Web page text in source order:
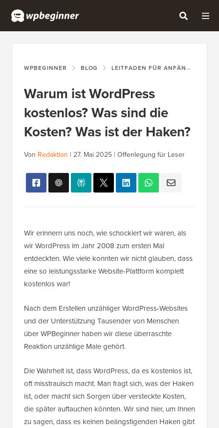
WPBEGINNER BLOG LEITFADEN FÜR ANFÄNGER
Warum ist WordPress
kostenlos? Was sind die
Kosten? Was ist der Haken?
Von Redaktion | 27. Mai 2025 | Offenlegung für Leser
Wir erinnern uns noch, wie schockiert wir waren, als
wir WordPress im Jahr 2008 zum ersten Mal
entdeckten. Wie viele konnten wir nicht glauben, dass
eine so leistungsstarke Website-Plattform komplett
kostenlos war!
Nach dem Erstellen unzähliger WordPress-Websites
und der Unterstützung Tausender von Menschen
über WPBeginner haben wir diese überraschte
Reaktion unzählige Male gehört.
Die Wahrheit ist, dass WordPress, da es kostenlos ist,
oft misstrauisch macht. Man fragt sich, was der Haken
ist, oder macht sich Sorgen über versteckte Kosten,
die später auftauchen könnten. Wir sind hier, um Ihnen
zu sagen, dass es keinen beängstigenden Haken gibt